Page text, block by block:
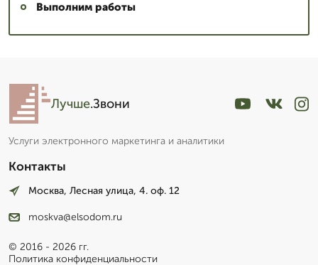
Выполним работы
Лучше.Звони
Услуги электронного маркетинга и аналитики
Контакты
Москва, Лесная улица, 4. оф. 12
moskva@elsodom.ru
© 2016 - 2026 гг.
Политика конфиденциальности